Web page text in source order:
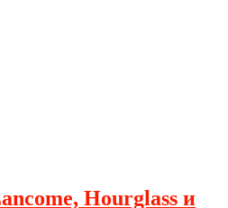
Hourglass и